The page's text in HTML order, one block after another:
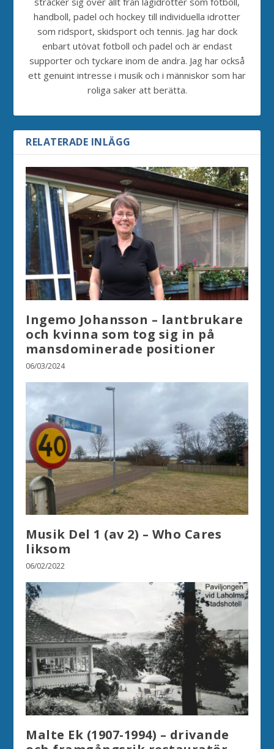
handboll, padel och hockey till individuella idrotter
som ridsport, skidsport och tennis. Jag har dock
enbart utövat fotboll och padel och är endast
supporter och tyckare inom de andra. Jag har också
ett genuint intresse i musik och i människor som har
roliga saker att berätta.
RELATERADE INLÄGG
Ingemo Johansson – lantbrukare
och kvinna som tog sig in på
mansdominerade positioner
06/03/2024
Musik Del 1 (av 2) – Who Cares
liksom
06/02/2022
Malte Ek (1907-1994) – drivande